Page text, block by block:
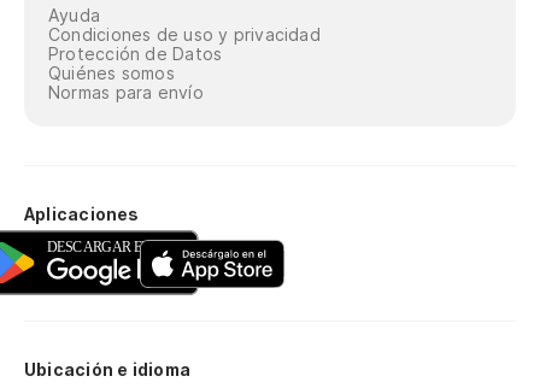
Ayuda
Condiciones de uso y privacidad
Protección de Datos
Quiénes somos
Normas para envío
Aplicaciones
Ubicación e idioma